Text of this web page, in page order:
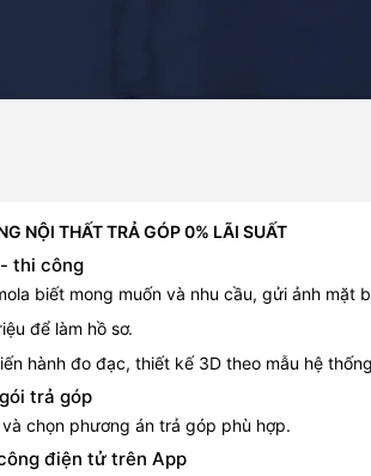
NỘI THẤT TRẢ GÓP 0% LÃI SUẤT
thi công
biết mong muốn và nhu cầu, gửi ảnh mặt
để làm hồ sơ.
hành đo đạc, thiết kế 3D theo mẫu hệ
trả góp
chọn phương án trả góp phù hợp.
điện tử trên App